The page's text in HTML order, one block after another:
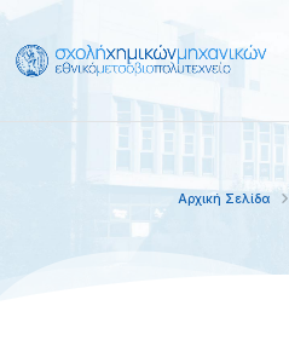
Αρχική Σελίδα